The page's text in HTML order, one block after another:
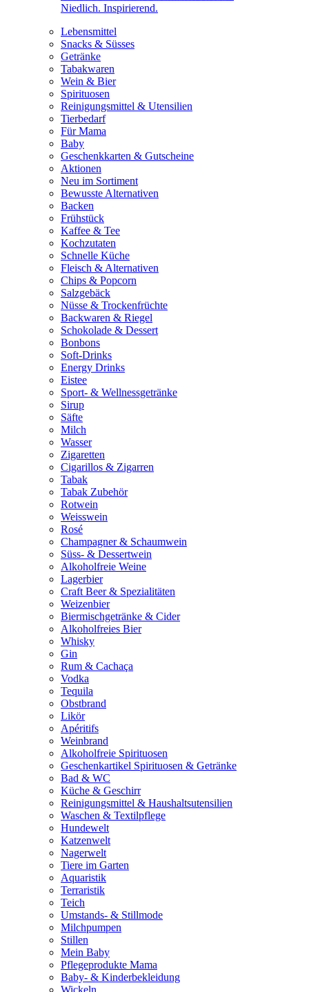
Niedlich. Inspirierend.
Lebensmittel
Snacks & Süsses
Getränke
Tabakwaren
Wein & Bier
Spirituosen
Reinigungsmittel & Utensilien
Tierbedarf
Für Mama
Baby
Geschenkkarten & Gutscheine
Aktionen
Neu im Sortiment
Bewusste Alternativen
Backen
Frühstück
Kaffee & Tee
Kochzutaten
Schnelle Küche
Fleisch & Alternativen
Chips & Popcorn
Salzgebäck
Nüsse & Trockenfrüchte
Backwaren & Riegel
Schokolade & Dessert
Bonbons
Soft-Drinks
Energy Drinks
Eistee
Sport- & Wellnessgetränke
Sirup
Säfte
Milch
Wasser
Zigaretten
Cigarillos & Zigarren
Tabak
Tabak Zubehör
Rotwein
Weisswein
Rosé
Champagner & Schaumwein
Süss- & Dessertwein
Alkoholfreie Weine
Lagerbier
Craft Beer & Spezialitäten
Weizenbier
Biermischgetränke & Cider
Alkoholfreies Bier
Whisky
Gin
Rum & Cachaça
Vodka
Tequila
Obstbrand
Likör
Apéritifs
Weinbrand
Alkoholfreie Spirituosen
Geschenkartikel Spirituosen & Getränke
Bad & WC
Küche & Geschirr
Reinigungsmittel & Haushaltsutensilien
Waschen & Textilpflege
Hundewelt
Katzenwelt
Nagerwelt
Tiere im Garten
Aquaristik
Terraristik
Teich
Umstands- & Stillmode
Milchpumpen
Stillen
Mein Baby
Pflegeprodukte Mama
Baby- & Kinderbekleidung
Wickeln